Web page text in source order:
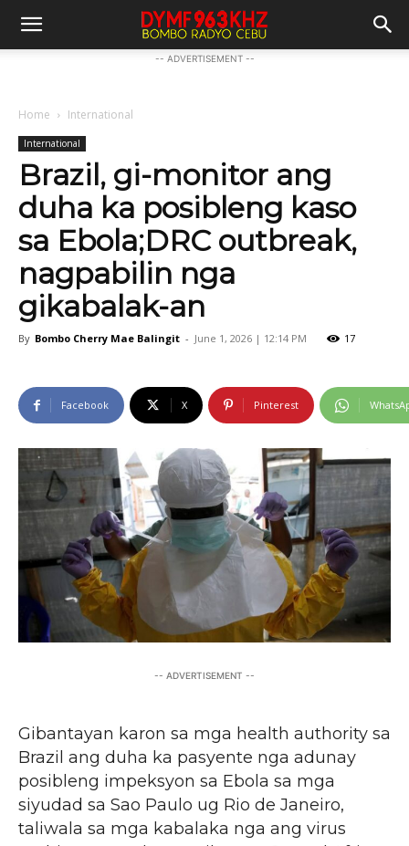
-- ADVERTISEMENT --
Home International
International
Brazil, gi-monitor ang
duha ka posibleng kaso
sa Ebola;DRC outbreak,
nagpabilin nga
gikabalak-an
By Bombo Cherry Mae Balingit - June 1, 2026 | 12:14 PM 17
Facebook X Pinterest
-- ADVERTISEMENT --
Gibantayan karon sa mga health authority sa
Brazil ang duha ka pasyente nga adunay
posibleng impeksyon sa Ebola sa mga
siyudad sa Sao Paulo ug Rio de Janeiro,
taliwala sa mga kabalaka nga ang virus